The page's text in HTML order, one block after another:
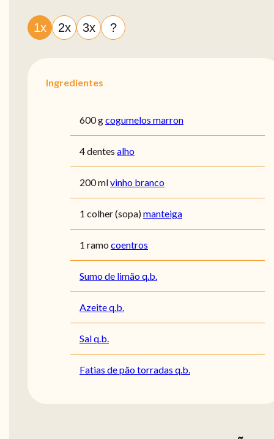
1x 2x 3x ?
Ingredientes
600 gcogumelos marron
4 dentes alho
200 mlvinho branco
1 colher (sopa)manteiga
1 ramo coentros
Sumo de limão q.b.
Azeite q.b.
Sal q.b.
Fatias de pão torradas q.b.